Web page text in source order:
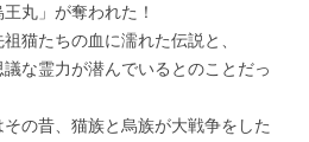
丸」が奪われた！
猫たちの血に濡れた伝説と、
な霊力が潜んでいるとのことだっ
の昔、猫族と烏族が大戦争をした